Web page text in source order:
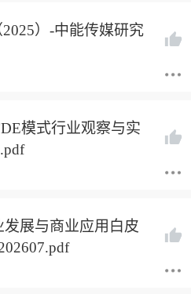
）-中能传媒研究
模式行业观察与实
展与商业应用白皮